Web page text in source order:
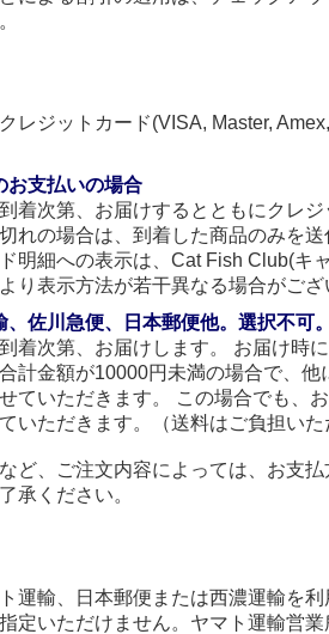
レジットカード(VISA, Master,
お支払いの場合
着次第、お届けするとともにクレ
れの場合は、到着した商品のみを
明細への表示は、Cat Fish Club(キ
り表示方法が若干異なる場合がござ
、佐川急便、日本郵便他。選択不可
着次第、お届けします。 お届け時
計金額が10000円未満の場合で、
ていただきます。 この場合でも、
いただきます。（送料はご負担い
ど、ご注文内容によっては、お支
承ください。
運輸、日本郵便または西濃運輸を
定いただけません。ヤマト運輸営